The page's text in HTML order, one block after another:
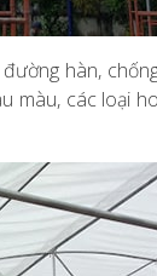
hàn,
màu, các loại